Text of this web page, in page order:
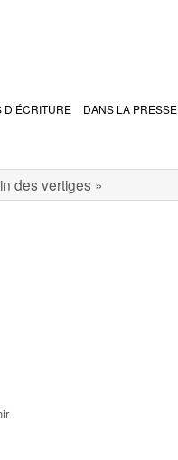
D’ÉCRITURE
DANS LA PRESSE
des vertiges »